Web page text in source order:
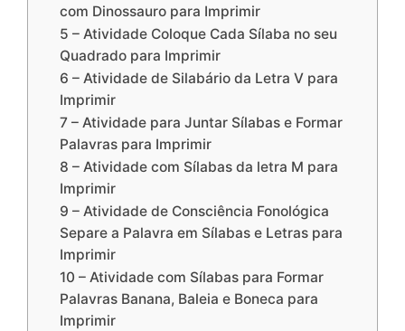
com Dinossauro para Imprimir
5 – Atividade Coloque Cada Sílaba no seu
Quadrado para Imprimir
6 – Atividade de Silabário da Letra V para
Imprimir
7 – Atividade para Juntar Sílabas e Formar
Palavras para Imprimir
8 – Atividade com Sílabas da letra M para
Imprimir
9 – Atividade de Consciência Fonológica
Separe a Palavra em Sílabas e Letras para
Imprimir
10 – Atividade com Sílabas para Formar
Palavras Banana, Baleia e Boneca para
Imprimir